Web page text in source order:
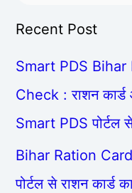
Recent Post
Smart PDS
Check : राशन
Smart PDS पोर्टल से
Bihar Ration
पोर्टल से राशन कार्ड